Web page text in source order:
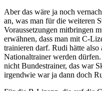
Aber das wäre ja noch
an, was man für die weiteren
Voraussetzungen mitbringen
erwähnen, dass man mit C-
trainieren darf. Rudi hätte
Nationaltrainer werden
nicht Bundestrainer, das war
irgendwie war ja dann doch